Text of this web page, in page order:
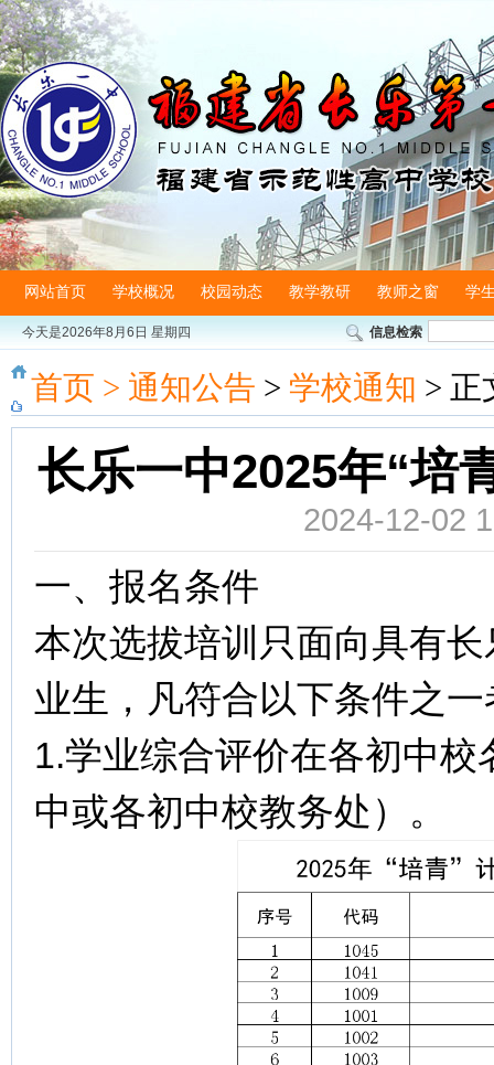
网站首页 学校概况 校园动态 教学教研 教师之窗 学
今天是2026年8月6日 星期四 信息检索
首页 > 通知公告 > 学校通知 > 正
长乐一中2025年“培
2024-12-02
一、报名条件
本次选拔培训只面向具有
业生，凡符合以下条件之
1.学业综合评价在各初中
中或各初中校教务处）。